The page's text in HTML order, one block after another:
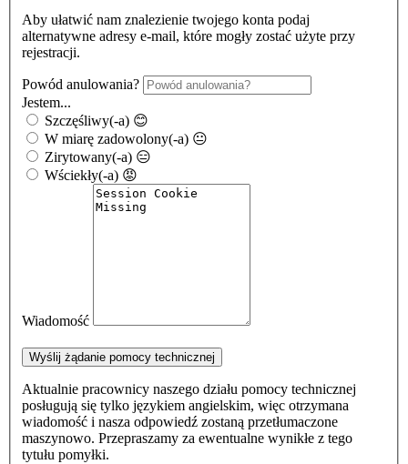
Aby ułatwić nam znalezienie twojego konta podaj
alternatywne adresy e-mail, które mogły zostać użyte przy
rejestracji.
Powód anulowania?
Jestem...
Szczęśliwy(-a) 😊
W miarę zadowolony(-a) 😐
Zirytowany(-a) 😑
Wściekły(-a) 😡
Wiadomość
Wyślij żądanie pomocy technicznej
Aktualnie pracownicy naszego działu pomocy technicznej
posługują się tylko językiem angielskim, więc otrzymana
wiadomość i nasza odpowiedź zostaną przetłumaczone
maszynowo. Przepraszamy za ewentualne wynikłe z tego
tytułu pomyłki.